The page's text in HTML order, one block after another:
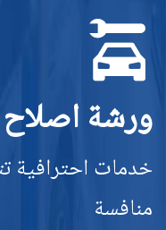
ورشة
خدمات احترافية
منافسة